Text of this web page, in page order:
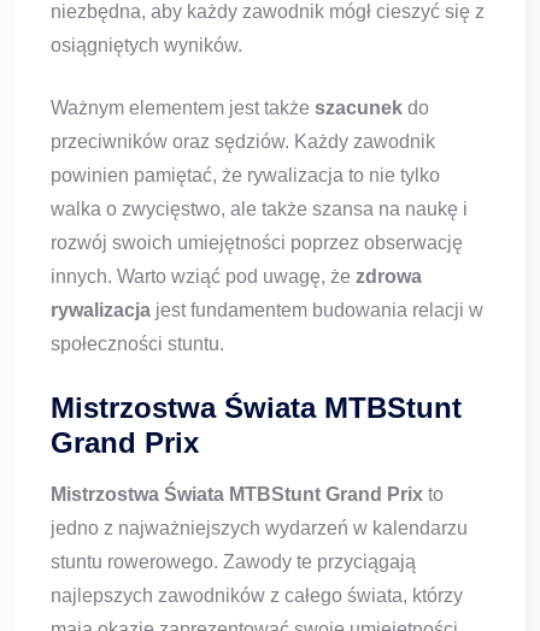
niezbędna, aby każdy zawodnik mógł cieszyć się z
osiągniętych wyników.
Ważnym elementem jest także szacunek do
przeciwników oraz sędziów. Każdy zawodnik
powinien pamiętać, że rywalizacja to nie tylko
walka o zwycięstwo, ale także szansa na naukę i
rozwój swoich umiejętności poprzez obserwację
innych. Warto wziąć pod uwagę, że zdrowa
rywalizacja jest fundamentem budowania relacji w
społeczności stuntu.
Mistrzostwa Świata MTBStunt
Grand Prix
Mistrzostwa Świata MTBStunt Grand Prix to
jedno z najważniejszych wydarzeń w kalendarzu
stuntu rowerowego. Zawody te przyciągają
najlepszych zawodników z całego świata, którzy